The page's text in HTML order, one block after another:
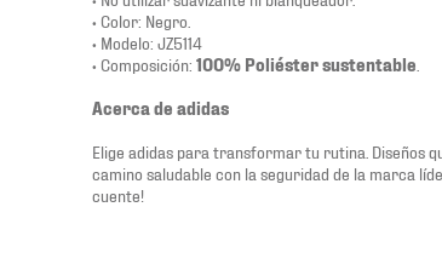
• Color: Negro.
• Modelo: JZ5114
• Composición: 100% Poliéster sustentable
Acerca de adidas
Elige adidas para transformar tu rutina. Diseños
camino saludable con la seguridad de la marca
cuente!